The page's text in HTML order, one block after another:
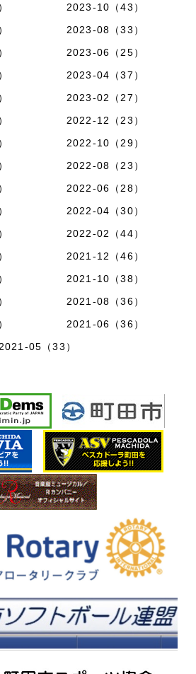
2023-10（43）
2023-08（33）
2023-06（25）
2023-04（37）
2023-02（27）
2022-12（23）
2022-10（29）
2022-08（23）
2022-06（28）
2022-04（30）
2022-02（44）
2021-12（46）
2021-10（38）
2021-08（36）
2021-06（36）
2021-05（33）